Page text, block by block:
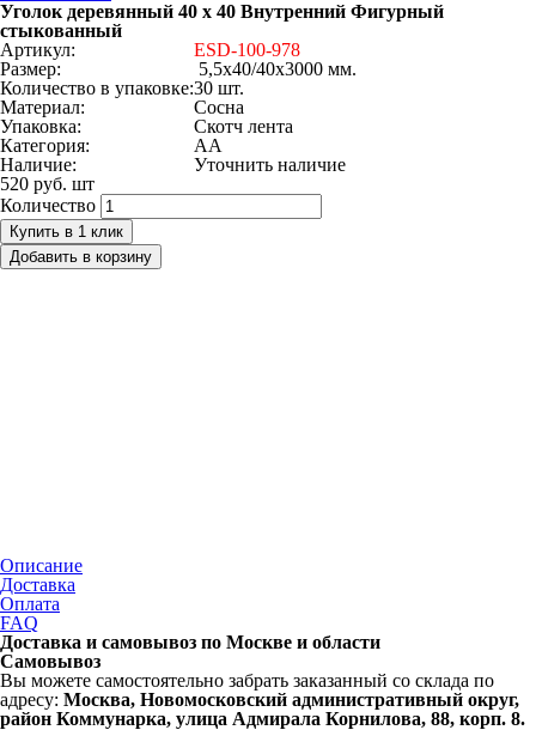
Уголок деревянный 40 х 40 Внутренний Фигурный
стыкованный
Артикул:
ESD-100-978
Размер:
5,5х40/40х3000 мм.
Количество в упаковке:30 шт.
Материал:
Сосна
Упаковка:
Скотч лента
Категория:
АА
Наличие:
Уточнить наличие
520 руб. шт
Количество
Купить в 1 клик
Добавить в корзину
Описание
Доставка
Оплата
FAQ
Доставка и самовывоз по Москве и области
Самовывоз
Вы можете самостоятельно забрать заказанный со склада по
адресу: Москва, Новомосковский административный округ,
район Коммунарка, улица Адмирала Корнилова, 88, корп. 8.